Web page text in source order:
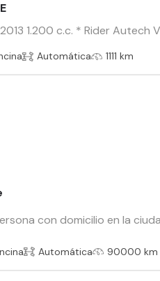
1.200 c.c. * Rider
Automática 1111 km
con domicilio en la
Automática 90000 km